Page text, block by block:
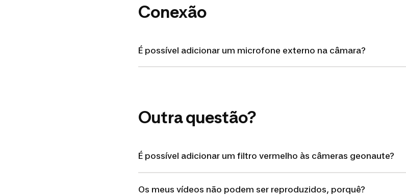
Conexão
É possível adicionar um microfone externo na câmara?
Outra questão?
É possível adicionar um filtro vermelho às câmeras geonaute?
Os meus vídeos não podem ser reproduzidos, porquê?